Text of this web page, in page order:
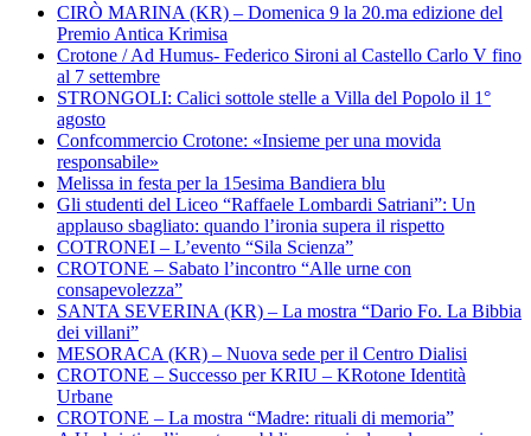
CIRÒ MARINA (KR) – Domenica 9 la 20.ma edizione del
Premio Antica Krimisa
Crotone / Ad Humus- Federico Sironi al Castello Carlo V fino
al 7 settembre
STRONGOLI: Calici sottole stelle a Villa del Popolo il 1°
agosto
Confcommercio Crotone: «Insieme per una movida
responsabile»
Melissa in festa per la 15esima Bandiera blu
Gli studenti del Liceo “Raffaele Lombardi Satriani”: Un
applauso sbagliato: quando l’ironia supera il rispetto
COTRONEI – L’evento “Sila Scienza”
CROTONE – Sabato l’incontro “Alle urne con
consapevolezza”
SANTA SEVERINA (KR) – La mostra “Dario Fo. La Bibbia
dei villani”
MESORACA (KR) – Nuova sede per il Centro Dialisi
CROTONE – Successo per KRIU – KRotone Identità
Urbane
CROTONE – La mostra “Madre: rituali di memoria”